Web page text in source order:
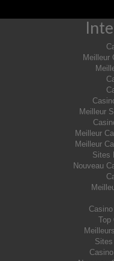
Meilleur
Meilleur
Meilleur
Meilleur
Sites
Nouveau
Top